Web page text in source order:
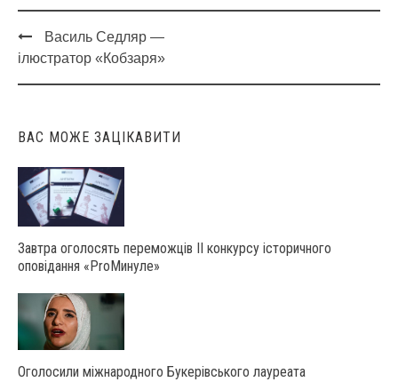
Post
navigation
Василь Седляр —
ілюстратор «Кобзаря»
ВАС МОЖЕ ЗАЦІКАВИТИ
Завтра оголосять переможців ІІ конкурсу історичного
оповідання «ProМинуле»
Оголосили міжнародного Букерівського лауреата